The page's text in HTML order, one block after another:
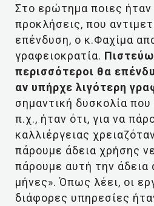
Στο ερώτημα ποιες ήταν
προκλήσεις, που
επένδυση, ο κ.Φαχίμα
γραφειοκρατία. Πιστεύω
περισσότεροι θα
αν υπήρχε λιγότερη
σημαντική δυσκολία
π.χ., ήταν ότι, για να
καλλιέργειας
πάρουμε άδεια χρήσης
πάρουμε αυτή την άδεια
μήνες». Όπως λέει, οι
διάφορες υπηρεσίες